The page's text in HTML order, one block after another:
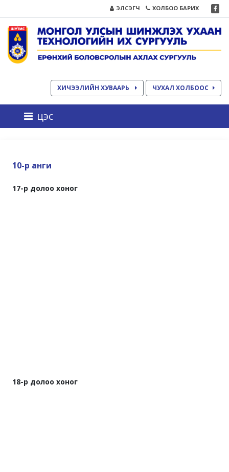
ЭЛСЭГЧ ХОЛБОО БАРИХ
ХИЧЭЭЛИЙН ХУВААРЬ ЧУХАЛ ХОЛБООС
цэс
10-р анги
17-р долоо хоног
18-р долоо хоног